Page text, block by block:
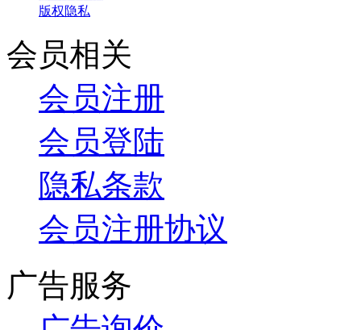
版权隐私
会员相关
会员注册
会员登陆
隐私条款
会员注册协议
广告服务